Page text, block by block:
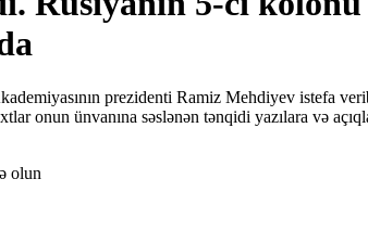
prezidenti Ramiz Mehdiyev istefa
onun ünvanına səslənən tənqidi yazılara və
olun